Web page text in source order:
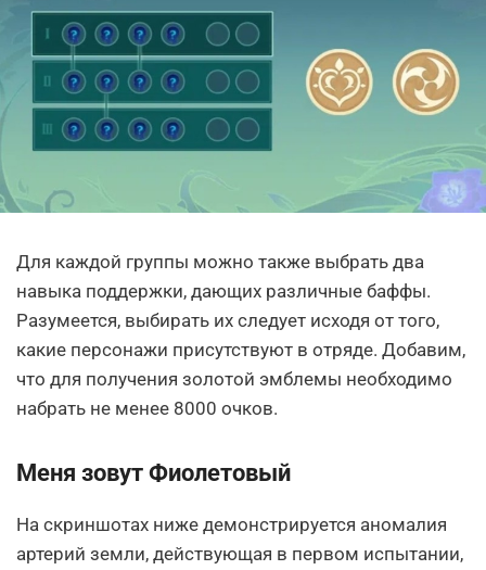
Для каждой группы можно также выбрать два
навыка поддержки, дающих различные баффы.
Разумеется, выбирать их следует исходя от того,
какие персонажи присутствуют в отряде. Добавим,
что для получения золотой эмблемы необходимо
набрать не менее 8000 очков.
Меня зовут Фиолетовый
На скриншотах ниже демонстрируется аномалия
артерий земли, действующая в первом испытании,